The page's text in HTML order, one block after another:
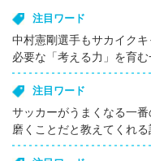
注目ワード
中村憲剛選手もサカイク
必要な「考える力」を育
注目ワード
サッカーがうまくなる一
磨くことだと教えてくれ